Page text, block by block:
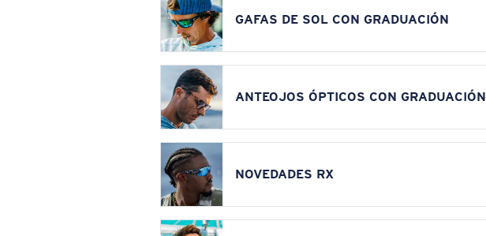
GAFAS DE SOL CON GRADUACIÓN
ANTEOJOS ÓPTICOS CON GRADUACIÓN
NOVEDADES RX